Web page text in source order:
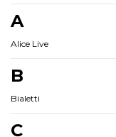
A
Alice Live
B
Bialetti
C